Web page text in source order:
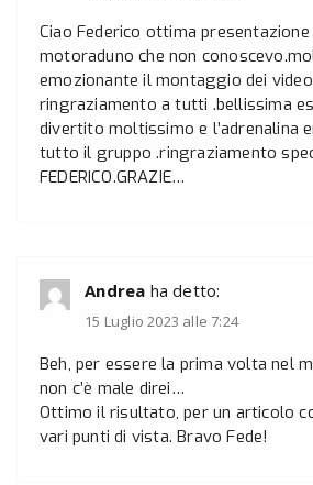
Ciao Federico ottima
motoraduno che non
emozionante il montaggio dei
ringraziamento a tutti .bellissima
divertito moltissimo e l’adrenalina
tutto il gruppo .ringraziamento
FEDERICO.GRAZIE…
Andrea ha detto:
15 Luglio 2023 alle 7:24
Beh, per essere la prima volta nel
non c’è male direi…
Ottimo il risultato, per un articolo
vari punti di vista. Bravo Fede!